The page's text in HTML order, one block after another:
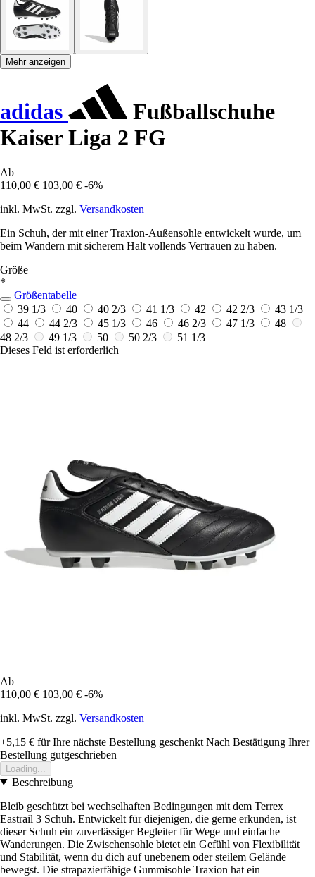
Mehr anzeigen
adidas
Fußballschuhe
Kaiser Liga 2 FG
Ab
110,00 € 103,00 € -6%
inkl. MwSt. zzgl. Versandkosten
Ein Schuh, der mit einer Traxion-Außensohle entwickelt wurde, um
beim Wandern mit sicherem Halt vollends Vertrauen zu haben.
Größe
*
Größentabelle
39 1/3
40 40 2/3 41 1/3 42 42 2/3
43 1/3
44
44 2/3 45 1/3 46 46 2/3 47 1/3
48
48 2/3
49 1/3 50 50 2/3
51 1/3
Dieses Feld ist erforderlich
Ab
110,00 € 103,00 € -6%
inkl. MwSt. zzgl. Versandkosten
+5,15 € für Ihre nächste Bestellung geschenkt Nach Bestätigung Ihrer
Bestellung gutgeschrieben
Loading...
Beschreibung
Bleib geschützt bei wechselhaften Bedingungen mit dem Terrex
Eastrail 3 Schuh. Entwickelt für diejenigen, die gerne erkunden, ist
dieser Schuh ein zuverlässiger Begleiter für Wege und einfache
Wanderungen. Die Zwischensohle bietet ein Gefühl von Flexibilität
und Stabilität, wenn du dich auf unebenem oder steilem Gelände
bewegst. Die strapazierfähige Gummisohle Traxion hat ein